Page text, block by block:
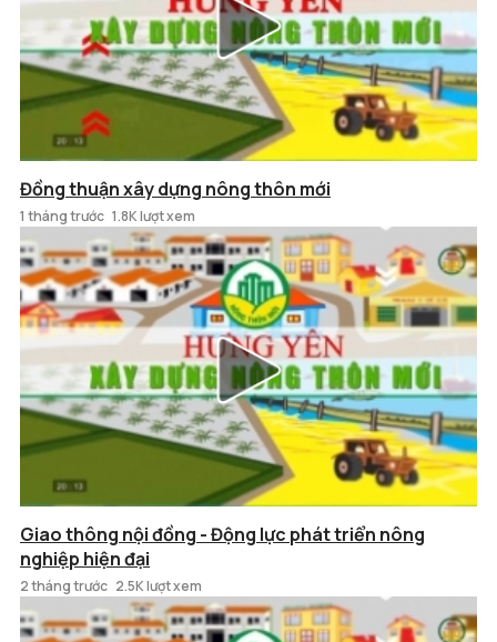
Đồng thuận xây dựng nông thôn mới
1 tháng trước 1.8K lượt xem
Giao thông nội đồng - Động lực phát triển nông
nghiệp hiện đại
2 tháng trước 2.5K lượt xem